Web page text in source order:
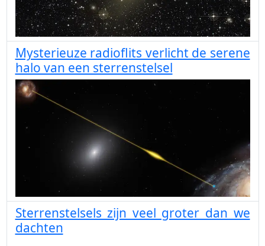
Mysterieuze radioflits verlicht de serene
halo van een sterrenstelsel
Sterrenstelsels zijn veel groter dan we
dachten